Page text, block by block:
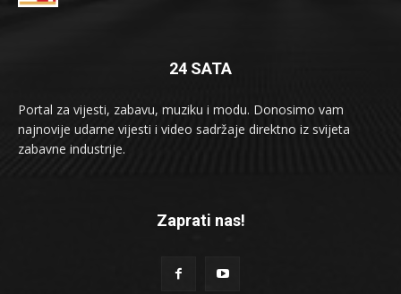
24 SATA
Portal za vijesti, zabavu, muziku i modu. Donosimo vam
najnovije udarne vijesti i video sadržaje direktno iz svijeta
zabavne industrije.
Zaprati nas!